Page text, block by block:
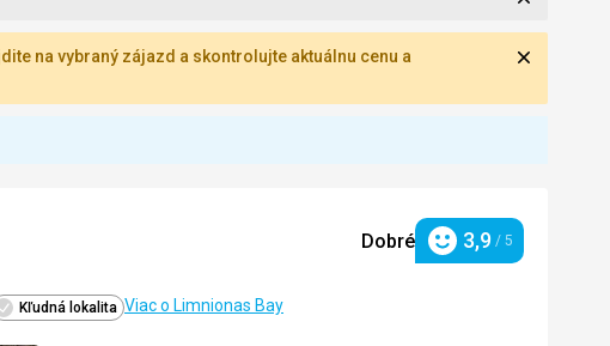
na vybraný zájazd a skontrolujte aktuálnu cenu a
Dobré Hodnotenie
3,9 / 5
Kľudná lokalita Viac o Limnionas Bay